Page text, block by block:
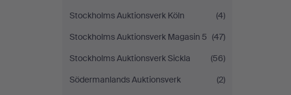
Stockholms Auktionsverk Köln
(4)
Stockholms Auktionsverk Magasin 5 (47)
Stockholms Auktionsverk Sickla
(56)
Södermanlands Auktionsverk
(2)